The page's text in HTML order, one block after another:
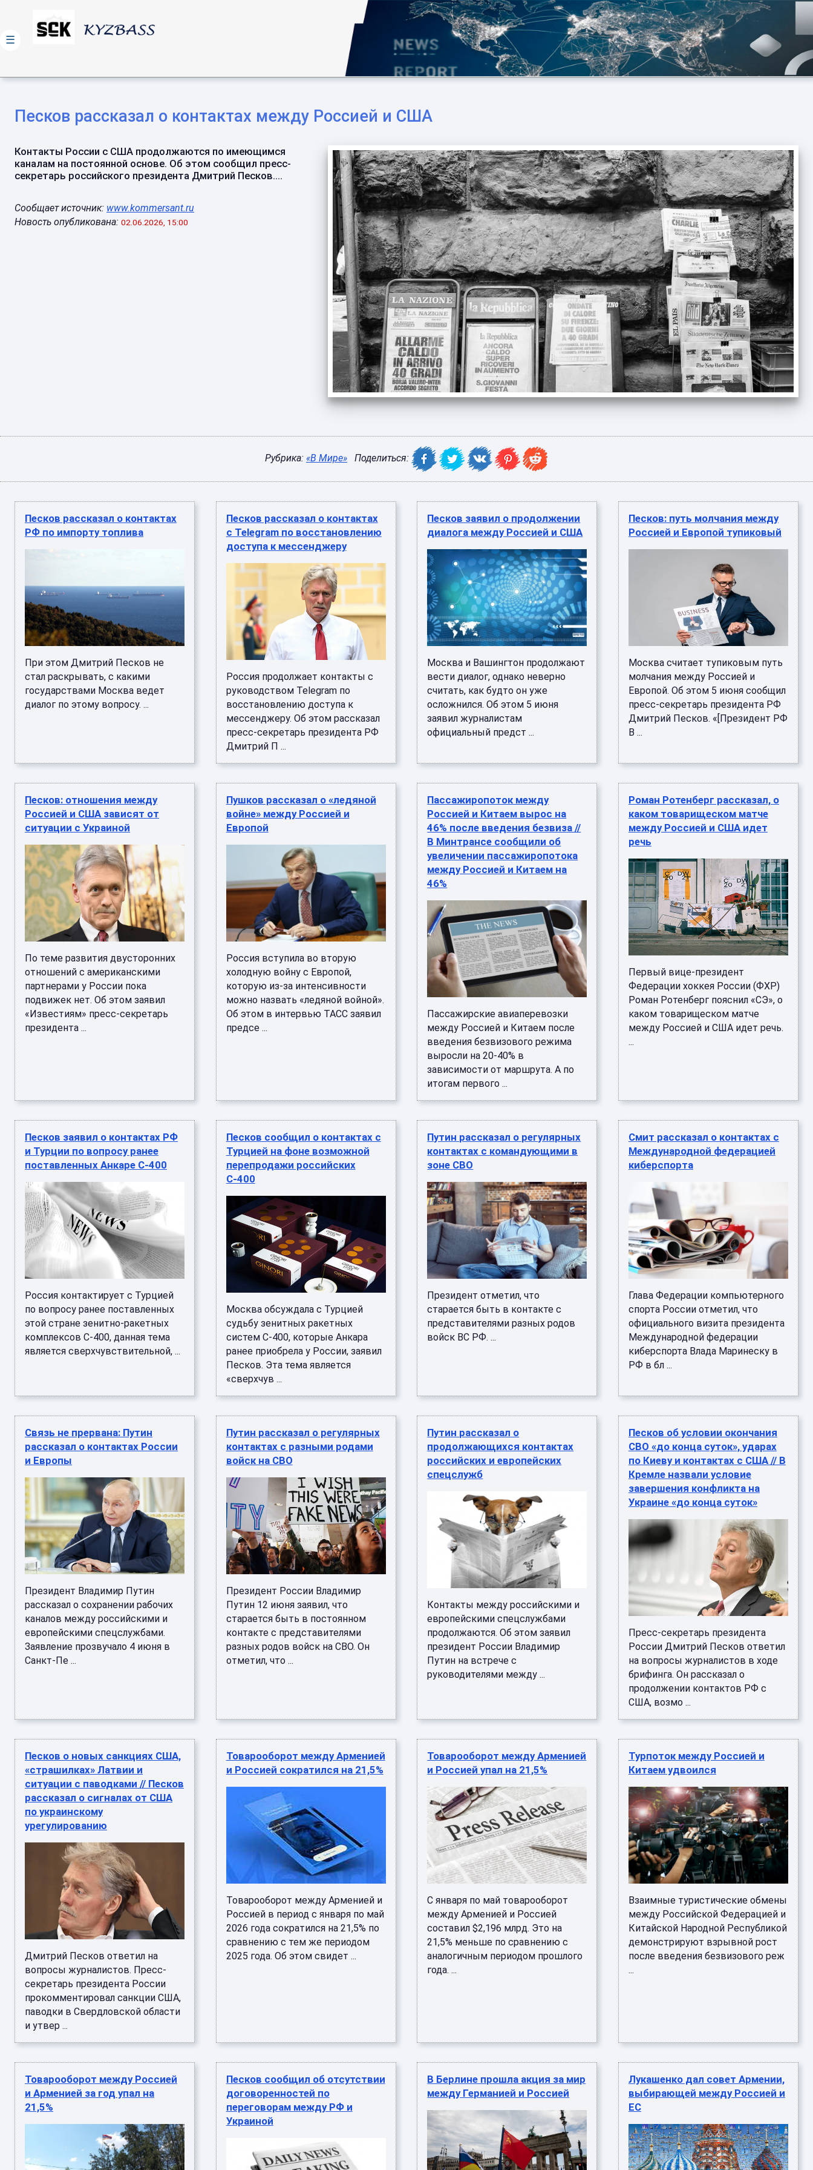
Песков рассказал о контактах между Россией и США
Контакты России с США продолжаются по имеющимся
каналам на постоянной основе. Об этом сообщил пресс-
секретарь российского президента Дмитрий Песков....
Сообщает источник: www.kommersant.ru
Новость опубликована: 02.06.2026, 15:00
Рубрика: «В Мире» Поделиться:
Песков рассказал о контактах
РФ по импорту топлива
При этом Дмитрий Песков не
стал раскрывать, с какими
государствами Москва ведет
диалог по этому вопросу. ...
Песков рассказал о контактах
с Telegram по восстановлению
доступа к мессенджеру
Россия продолжает контакты с
руководством Telegram по
восстановлению доступа к
мессенджеру. Об этом рассказал
пресс-секретарь президента РФ
Дмитрий П ...
Песков заявил о продолжении
диалога между Россией и США
Москва и Вашингтон продолжают
вести диалог, однако неверно
считать, как будто он уже
осложнился. Об этом 5 июня
заявил журналистам
официальный предст ...
Песков: путь молчания между
Россией и Европой тупиковый
Москва считает тупиковым путь
молчания между Россией и
Европой. Об этом 5 июня сообщил
пресс-секретарь президента РФ
Дмитрий Песков. «[Президент РФ
В ...
Песков: отношения между
Россией и США зависят от
ситуации с Украиной
По теме развития двусторонних
отношений с американскими
партнерами у России пока
подвижек нет. Об этом заявил
«Известиям» пресс-секретарь
президента ...
Пушков рассказал о «ледяной
войне» между Россией и
Европой
Россия вступила во вторую
холодную войну с Европой,
которую из-за интенсивности
можно назвать «ледяной войной».
Об этом в интервью ТАСС заявил
предсе ...
Пассажиропоток между
Россией и Китаем вырос на
46% после введения безвиза //
В Минтрансе сообщили об
увеличении пассажиропотока
между Россией и Китаем на
46%
Пассажирские авиаперевозки
между Россией и Китаем после
введения безвизового режима
выросли на 20-40% в
зависимости от маршрута. А по
итогам первого ...
Роман Ротенберг рассказал, о
каком товарищеском матче
между Россией и США идет
речь
Первый вице-президент
Федерации хоккея России (ФХР)
Роман Ротенберг пояснил «СЭ», о
каком товарищеском матче
между Россией и США идет речь.
...
Песков заявил о контактах РФ
и Турции по вопросу ранее
поставленных Анкаре С-400
Россия контактирует с Турцией
по вопросу ранее поставленных
этой стране зенитно-ракетных
комплексов С-400, данная тема
является сверхчувствительной, ...
Песков сообщил о контактах с
Турцией на фоне возможной
перепродажи российских
С-400
Москва обсуждала с Турцией
судьбу зенитных ракетных
систем С-400, которые Анкара
ранее приобрела у России, заявил
Песков. Эта тема является
«сверхчув ...
Путин рассказал о регулярных
контактах с командующими в
зоне СВО
Президент отметил, что
старается быть в контакте с
представителями разных родов
войск ВС РФ. ...
Смит рассказал о контактах с
Международной федерацией
киберспорта
Глава Федерации компьютерного
спорта России отметил, что
официального визита президента
Международной федерации
киберспорта Влада Маринеску в
РФ в бл ...
Связь не прервана: Путин
рассказал о контактах России
и Европы
Президент Владимир Путин
рассказал о сохранении рабочих
каналов между российскими и
европейскими спецслужбами.
Заявление прозвучало 4 июня в
Санкт-Пе ...
Путин рассказал о регулярных
контактах с разными родами
войск на СВО
Президент России Владимир
Путин 12 июня заявил, что
старается быть в постоянном
контакте с представителями
разных родов войск на СВО. Он
отметил, что ...
Путин рассказал о
продолжающихся контактах
российских и европейских
спецслужб
Контакты между российскими и
европейскими спецслужбами
продолжаются. Об этом заявил
президент России Владимир
Путин на встрече с
руководителями между ...
Песков об условии окончания
СВО «до конца суток», ударах
по Киеву и контактах с США // В
Кремле назвали условие
завершения конфликта на
Украине «до конца суток»
Пресс-секретарь президента
России Дмитрий Песков ответил
на вопросы журналистов в ходе
брифинга. Он рассказал о
продолжении контактов РФ с
США, возмо ...
Песков о новых санкциях США,
«страшилках» Латвии и
ситуации с паводками // Песков
рассказал о сигналах от США
по украинскому
урегулированию
Дмитрий Песков ответил на
вопросы журналистов. Пресс-
секретарь президента России
прокомментировал санкции США,
паводки в Свердловской области
и утвер ...
Товарооборот между Арменией
и Россией сократился на 21,5%
Товарооборот между Арменией и
Россией в период с января по май
2026 года сократился на 21,5% по
сравнению с тем же периодом
2025 года. Об этом свидет ...
Товарооборот между Арменией
и Россией упал на 21,5%
С января по май товарооборот
между Арменией и Россией
составил $2,196 млрд. Это на
21,5% меньше по сравнению с
аналогичным периодом прошлого
года. ...
Турпоток между Россией и
Китаем удвоился
Взаимные туристические обмены
между Российской Федерацией и
Китайской Народной Республикой
демонстрируют взрывной рост
после введения безвизового реж
...
Товарооборот между Россией
и Арменией за год упал на
21,5%
Песков сообщил об отсутствии
договоренностей по
переговорам между РФ и
Украиной
В Берлине прошла акция за мир
между Германией и Россией
Лукашенко дал совет Армении,
выбирающей между Россией и
ЕС
☰